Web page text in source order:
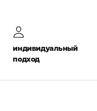
индивидуальный
подход